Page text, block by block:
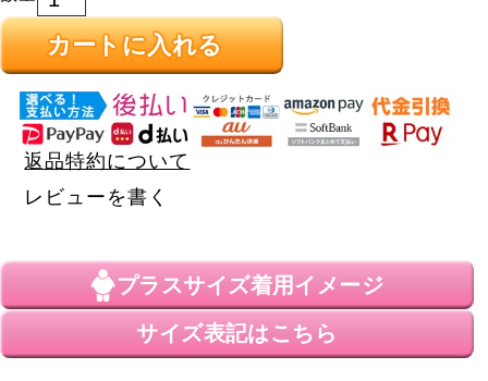
カートに入れる
返品特約について
レビューを書く
プラスサイズ着用イメージ
サイズ表記はこちら